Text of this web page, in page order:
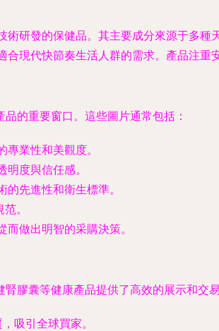
研發的保健品。其主要成分來源于多
現代快節奏生活人群的需求。產品注重
的重要窗口。這些圖片通常包括：
專業性和美觀度。
明度與信任感。
的先進性和衛生標準。
。
做出明智的采購決策。
膠囊等健康產品提供了高效的展示和交
吸引全球買家。